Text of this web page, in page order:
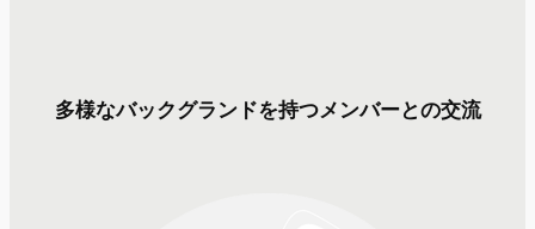
多様なバックグランドを持つメンバーとの交流